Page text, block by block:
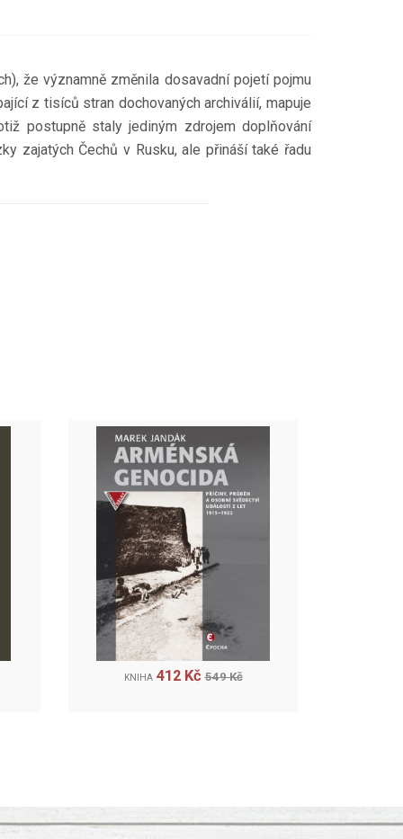
že významně změnila dosavadní pojetí pojmu
z tisíců stran dochovaných archiválií, mapuje
postupně staly jediným zdrojem doplňování
zajatých Čechů v Rusku, ale přináší také řadu
KNIHA 412 Kč 549 Kč